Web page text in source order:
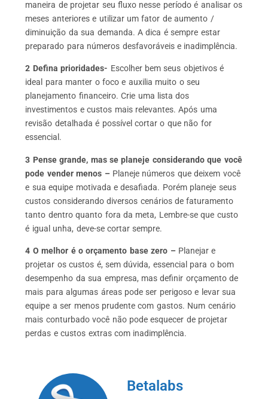
maneira de projetar seu fluxo nesse período é analisar os
meses anteriores e utilizar um fator de aumento /
diminuição da sua demanda. A dica é sempre estar
preparado para números desfavoráveis e inadimplência.
2 Defina prioridades- Escolher bem seus objetivos é
ideal para manter o foco e auxilia muito o seu
planejamento financeiro. Crie uma lista dos
investimentos e custos mais relevantes. Após uma
revisão detalhada é possível cortar o que não for
essencial.
3 Pense grande, mas se planeje considerando que você
pode vender menos – Planeje números que deixem você
e sua equipe motivada e desafiada. Porém planeje seus
custos considerando diversos cenários de faturamento
tanto dentro quanto fora da meta, Lembre-se que custo
é igual unha, deve-se cortar sempre.
4 O melhor é o orçamento base zero – Planejar e
projetar os custos é, sem dúvida, essencial para o bom
desempenho da sua empresa, mas definir orçamento de
mais para algumas áreas pode ser perigoso e levar sua
equipe a ser menos prudente com gastos. Num cenário
mais conturbado você não pode esquecer de projetar
perdas e custos extras com inadimplência.
Betalabs